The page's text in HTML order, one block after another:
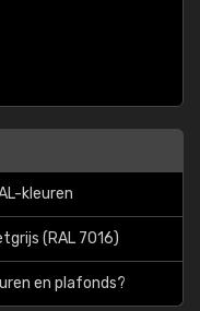
kleuren
(RAL 7016)
en plafonds?